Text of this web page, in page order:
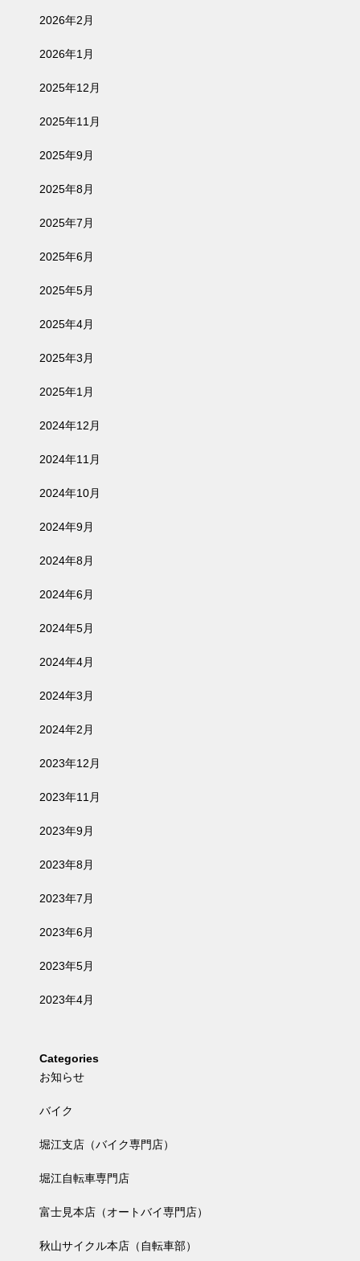
2026年2月
2026年1月
2025年12月
2025年11月
2025年9月
2025年8月
2025年7月
2025年6月
2025年5月
2025年4月
2025年3月
2025年1月
2024年12月
2024年11月
2024年10月
2024年9月
2024年8月
2024年6月
2024年5月
2024年4月
2024年3月
2024年2月
2023年12月
2023年11月
2023年9月
2023年8月
2023年7月
2023年6月
2023年5月
2023年4月
Categories
お知らせ
バイク
堀江支店（バイク専門店）
堀江自転車専門店
富士見本店（オートバイ専門店）
秋山サイクル本店（自転車部）